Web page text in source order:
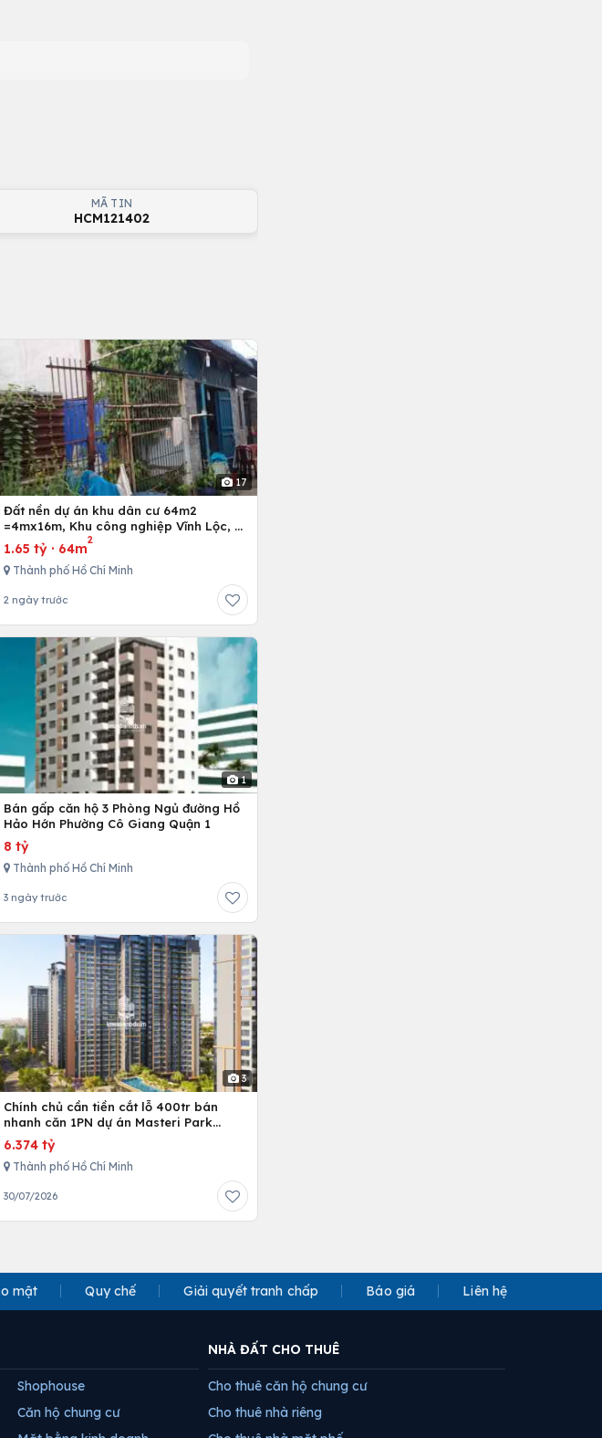
MÃ TIN
HCM121402
17
Đất nền dự án khu dân cư 64m2
=4mx16m, Khu công nghiệp Vĩnh Lộc, H.
Bình Chánh, Tp. Hồ Chí Minh
1.65 tỷ· 64m
2
Thành phố Hồ Chí Minh
2 ngày trước
1
Bán gấp căn hộ 3 Phòng Ngủ đường Hồ
Hảo Hớn Phường Cô Giang Quận 1
8 tỷ
Thành phố Hồ Chí Minh
3 ngày trước
3
Chính chủ cần tiền cắt lỗ 400tr bán
nhanh căn 1PN dự án Masteri Park
Place
6.374 tỷ
Thành phố Hồ Chí Minh
30/07/2026
mật Quy chế Giải quyết tranh chấp Báo giá Liên hệ
Shophouse
Căn hộ chung cư
NHÀ ĐẤT CHO THUÊ
Cho thuê căn hộ chung cư
Cho thuê nhà riêng